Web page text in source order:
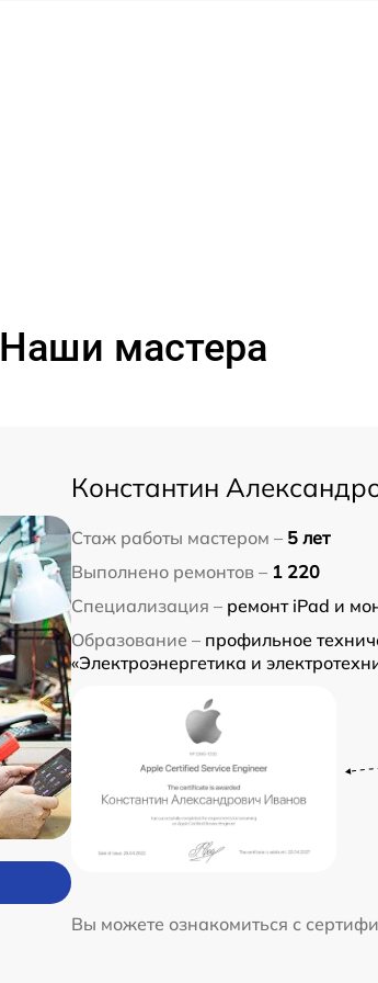
Наши мастера
Константин
Стаж работы мастером – 5 лет
Выполнено ремонтов – 1 220
Специализация – ремонт iPad и
Образование – профильное
«Электроэнергетика и
Вы можете ознакомиться с